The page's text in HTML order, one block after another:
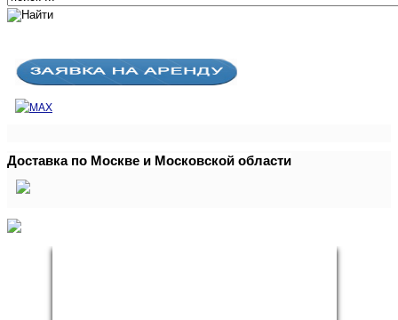
Доставка по Москве и Московской области